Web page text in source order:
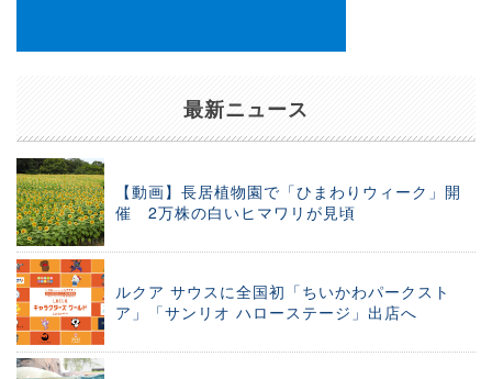
最新ニュース
【動画】長居植物園で「ひまわりウィーク」開
催 2万株の白いヒマワリが見頃
ルクア サウスに全国初「ちいかわパークスト
ア」「サンリオ ハローステージ」出店へ